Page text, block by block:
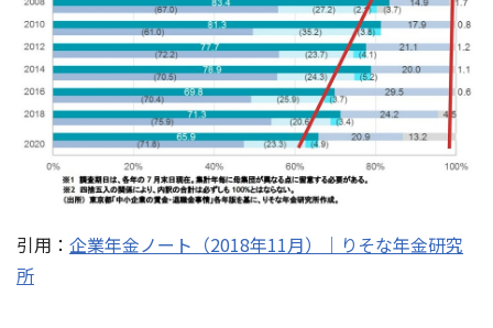
引用： 企業年金ノート（2018年11月）｜りそな年金研究
所